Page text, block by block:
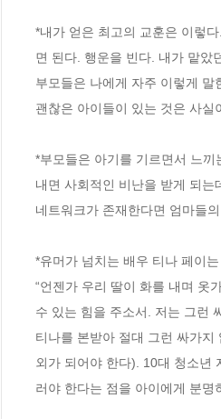
*내가 얻은 최고의 교훈은 이렇
면 된다. 행운을 빈다. 내가 맡았
부모들은 나에게 자주 이렇게 말
괜찮은 아이들이 있는 것은 사
*부모들은 아기를 기르면서 느
내면 사회적인 비난을 받게 되
네트워크가 존재한다면 엄마들
*유머가 넘치는 배우 티나 페이
“언젠가 우리 딸이 화를 내며 옷
수 있는 힘을 주소서. 저는 그런
티나를 본받아 절대 그런 싸가지
외가 되어야 한다). 10대 청소년
러야 한다는 점을 아이에게 분